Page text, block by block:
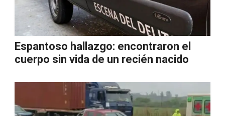
Espantoso hallazgo: encontraron el
cuerpo sin vida de un recién nacido